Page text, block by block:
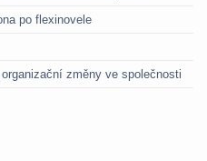
po flexinovele
změny ve společnosti